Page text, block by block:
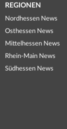
REGIONEN
Nordhessen News
Osthessen News
Mittelhessen News
Rhein-Main News
Südhessen News